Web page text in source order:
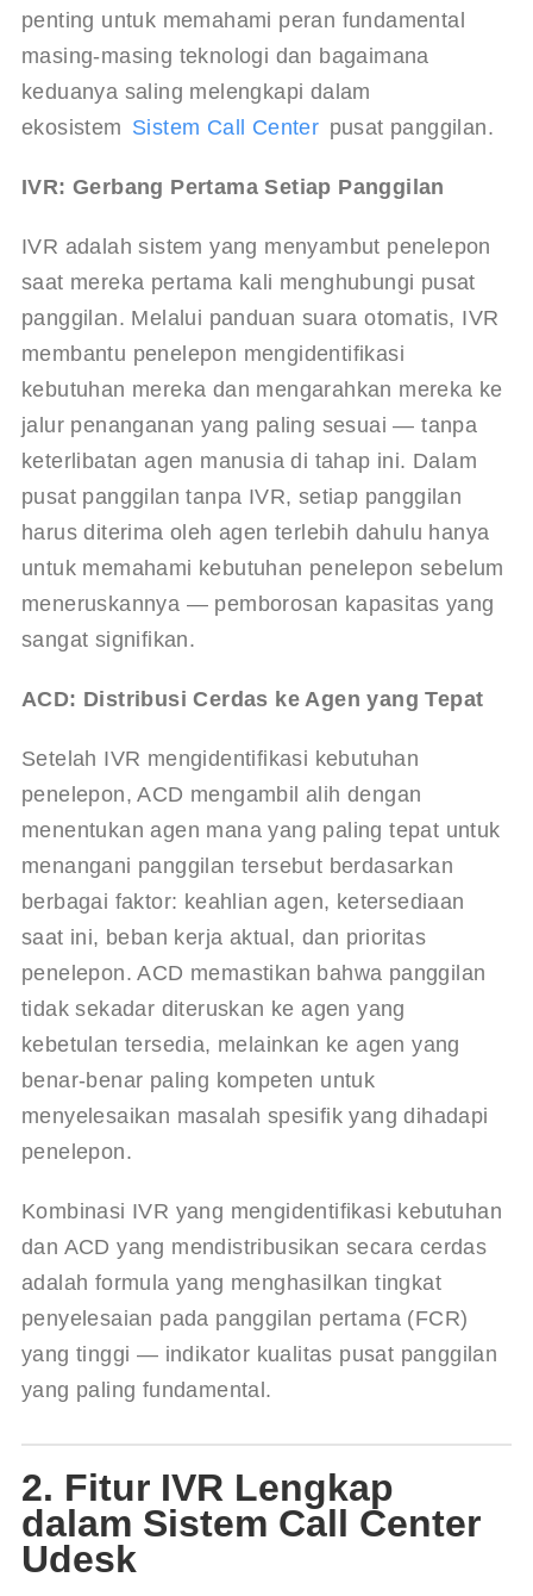
penting untuk memahami peran fundamental
masing-masing teknologi dan bagaimana
keduanya saling melengkapi dalam
ekosistem Sistem Call Center pusat panggilan.
IVR: Gerbang Pertama Setiap Panggilan
IVR adalah sistem yang menyambut penelepon
saat mereka pertama kali menghubungi pusat
panggilan. Melalui panduan suara otomatis, IVR
membantu penelepon mengidentifikasi
kebutuhan mereka dan mengarahkan mereka ke
jalur penanganan yang paling sesuai — tanpa
keterlibatan agen manusia di tahap ini. Dalam
pusat panggilan tanpa IVR, setiap panggilan
harus diterima oleh agen terlebih dahulu hanya
untuk memahami kebutuhan penelepon sebelum
meneruskannya — pemborosan kapasitas yang
sangat signifikan.
ACD: Distribusi Cerdas ke Agen yang Tepat
Setelah IVR mengidentifikasi kebutuhan
penelepon, ACD mengambil alih dengan
menentukan agen mana yang paling tepat untuk
menangani panggilan tersebut berdasarkan
berbagai faktor: keahlian agen, ketersediaan
saat ini, beban kerja aktual, dan prioritas
penelepon. ACD memastikan bahwa panggilan
tidak sekadar diteruskan ke agen yang
kebetulan tersedia, melainkan ke agen yang
benar-benar paling kompeten untuk
menyelesaikan masalah spesifik yang dihadapi
penelepon.
Kombinasi IVR yang mengidentifikasi kebutuhan
dan ACD yang mendistribusikan secara cerdas
adalah formula yang menghasilkan tingkat
penyelesaian pada panggilan pertama (FCR)
yang tinggi — indikator kualitas pusat panggilan
yang paling fundamental.
2. Fitur IVR Lengkap
dalam Sistem Call Center
Udesk